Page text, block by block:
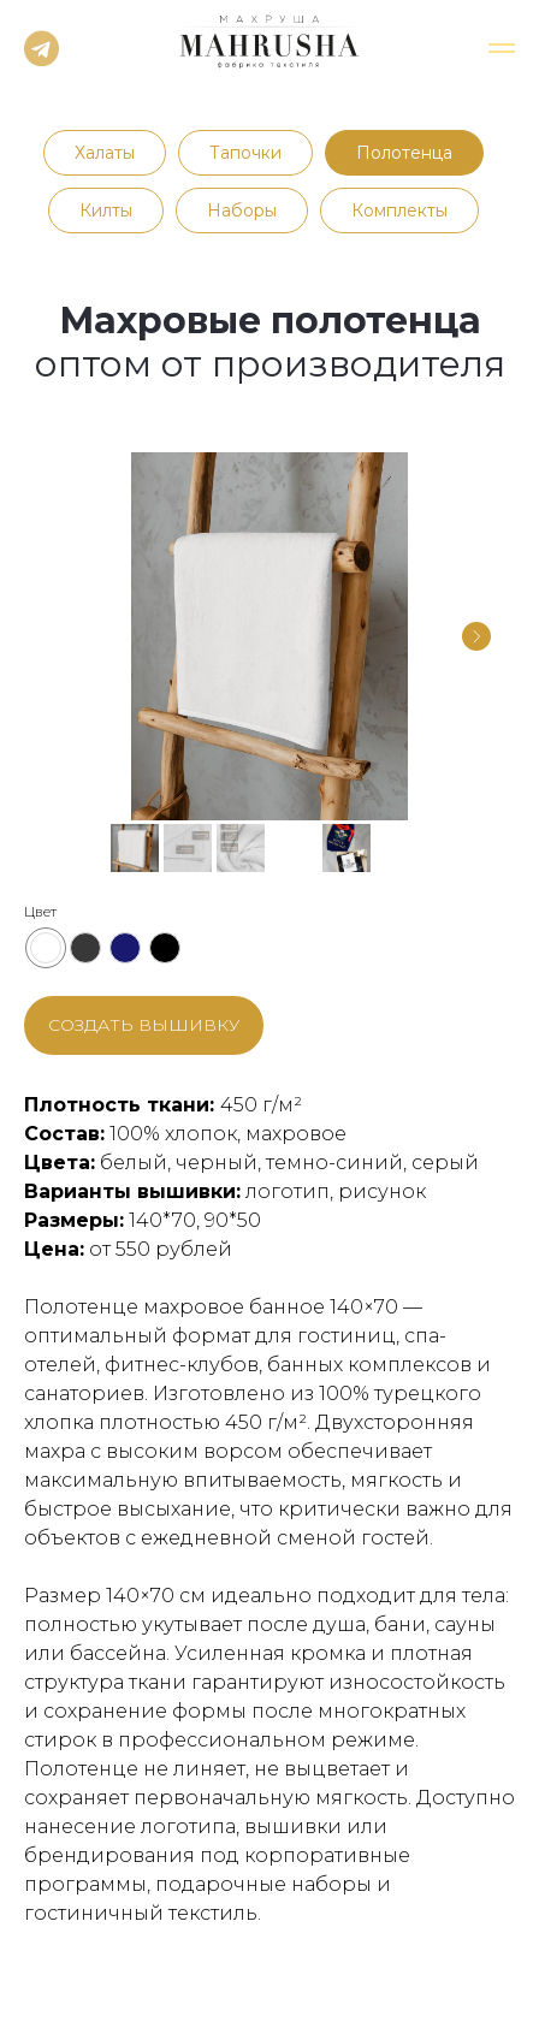
Халаты Тапочки Полотенца
Килты Наборы Комплекты
Махровые полотенца
оптом от производителя
Цвет
СОЗДАТЬ ВЫШИВКУ
Плотность ткани: 450 г/м²
Состав: 100% хлопок, махровое
Цвета: белый, черный, темно-синий, серый
Варианты вышивки: логотип, рисунок
Размеры: 140*70, 90*50
Цена: от 550 рублей
Полотенце махровое банное 140×70 —
оптимальный формат для гостиниц, спа-
отелей, фитнес-клубов, банных комплексов и
санаториев. Изготовлено из 100% турецкого
хлопка плотностью 450 г/м². Двухсторонняя
махра с высоким ворсом обеспечивает
максимальную впитываемость, мягкость и
быстрое высыхание, что критически важно для
объектов с ежедневной сменой гостей.
Размер 140×70 см идеально подходит для тела:
полностью укутывает после душа, бани, сауны
или бассейна. Усиленная кромка и плотная
структура ткани гарантируют износостойкость
и сохранение формы после многократных
стирок в профессиональном режиме.
Полотенце не линяет, не выцветает и
сохраняет первоначальную мягкость. Доступно
нанесение логотипа, вышивки или
брендирования под корпоративные
программы, подарочные наборы и
гостиничный текстиль.